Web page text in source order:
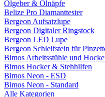
Ölgeber & Ölnäpfe
Belize Pro Diamanttester
Bergeon Aufsatzlupe
Bergeon Digitaler Ringstock
Bergeon LED Lupe
Bergeon Schleifstein für
Bimos Arbeitsstühle und
Bimos Hocker & Stehhilfen
Bimos Neon - ESD
Bimos Neon - Standard
Alle Kategorien